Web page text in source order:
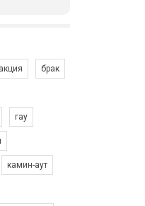
та
Зупинимо насильство проти ЛГБТ в Україні! Stop violence against LGBT in Ukraine!
на
акция брак
гау
камин-аут